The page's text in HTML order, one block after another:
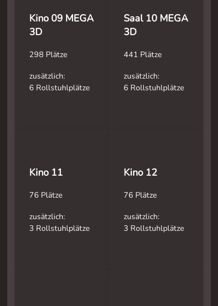
Kino 09 MEGA
3D
298 Plätze
zusätzlich:
6 Rollstuhlplätze
Saal 10 MEGA
3D
441 Plätze
zusätzlich:
6 Rollstuhlplätze
Kino 11
76 Plätze
zusätzlich:
3 Rollstuhlplätze
Kino 12
76 Plätze
zusätzlich:
3 Rollstuhlplätze